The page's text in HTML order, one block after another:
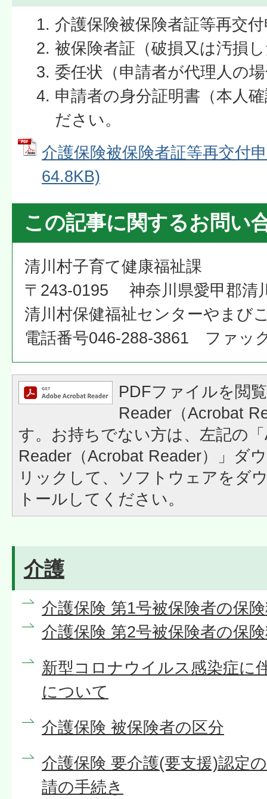
介護保険被保険者証等再交
被保険者証（破損又は汚損
委任状（申請者が代理人の
申請者の身分証明書（本人
ださい。
介護保険被保険者証等再交付
64.8KB)
この記事に関するお問い
清川村子育て健康福祉課
〒243-0195 神奈川県愛甲郡清
清川村保健福祉センターやまび
電話番号046-288-3861 ファッ
PDFファイルを閲
Reader（Acrobat
す。お持ちでない方は、左記の
Reader（Acrobat Reader）」ダ
リックして、ソフトウェアをダ
トールしてください。
介護
介護保険 第1号被保険者の保
介護保険 第2号被保険者の保
新型コロナウイルス感染症に
について
介護保険 被保険者の区分
介護保険 要介護(要支援)認定
請の手続き